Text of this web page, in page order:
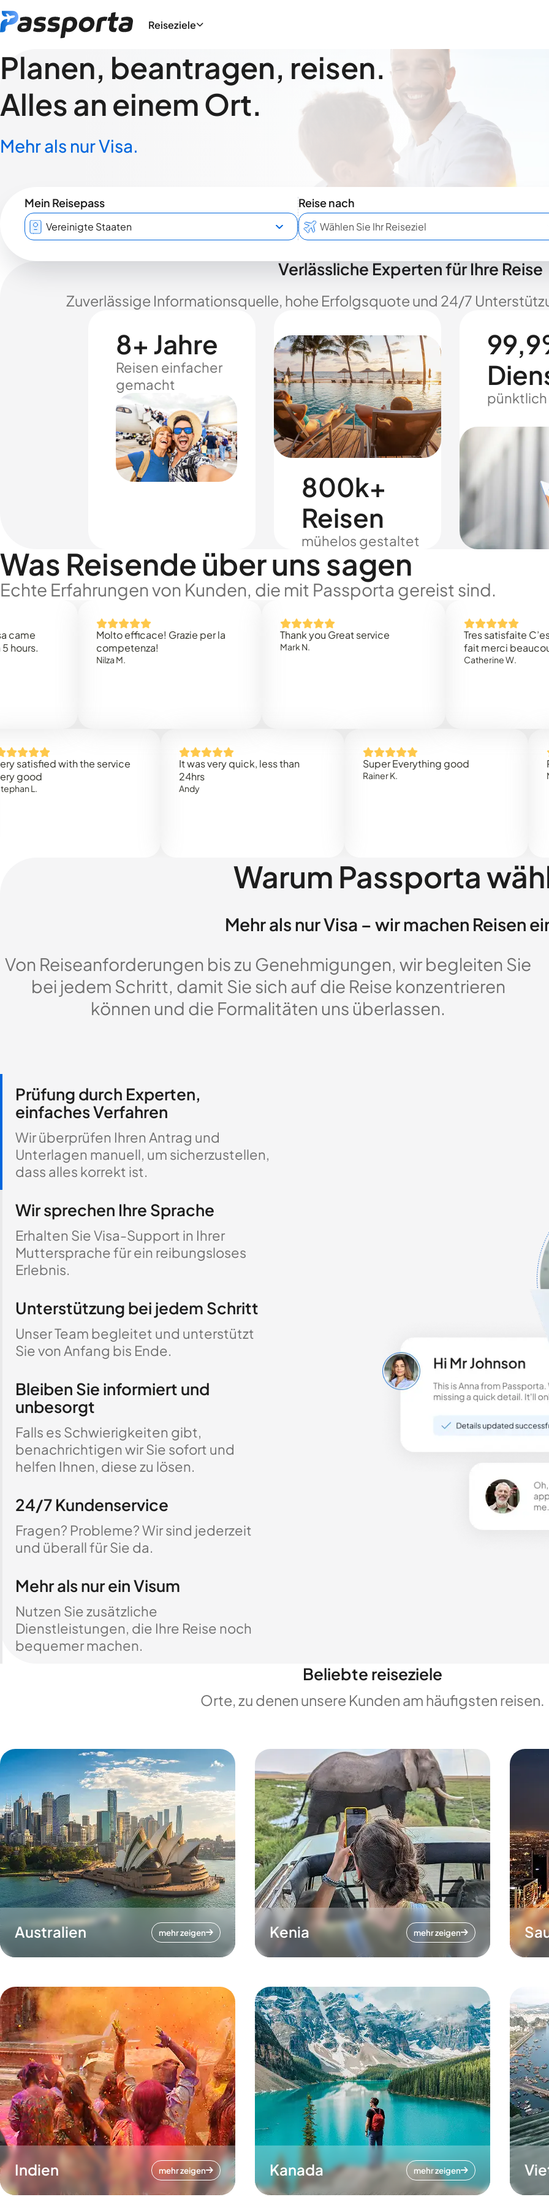
Reiseziele
Planen, beantragen, reisen.
Alles an einem Ort.
Mehr als nur Visa.
Mein Reisepass
Reise nach
Verlässliche Experten für Ihre Reise
Zuverlässige Informationsquelle, hohe Erfolgsquote und 24/7
8+ Jahre
Reisen einfacher
gemacht
800k+
Reisen
mühelos gestaltet
Was Reisende über uns sagen
Echte Erfahrungen von Kunden, die mit Passporta gereist sind.
Molto efficace! Grazie per la
competenza!
Thank you Great service
Tres satisfaite C’est
fait merci beaucoup
Catherine W.
with the service
It was very quick, less than
Super Everything good
Warum Passporta
Mehr als nur Visa – wir machen Reisen
Von Reiseanforderungen bis zu Genehmigungen, wir begleiten Sie
bei jedem Schritt, damit Sie sich auf die Reise konzentrieren
können und die Formalitäten uns überlassen.
Prüfung durch Experten,
einfaches Verfahren
Wir überprüfen Ihren Antrag und
Unterlagen manuell, um sicherzustellen,
dass alles korrekt ist.
Wir sprechen Ihre Sprache
Erhalten Sie Visa-Support in Ihrer
Muttersprache für ein reibungsloses
Erlebnis.
Unterstützung bei jedem Schritt
Unser Team begleitet und unterstützt
Sie von Anfang bis Ende.
Bleiben Sie informiert und
unbesorgt
Falls es Schwierigkeiten gibt,
benachrichtigen wir Sie sofort und
helfen Ihnen, diese zu lösen.
24/7 Kundenservice
Fragen? Probleme? Wir sind jederzeit
und überall für Sie da.
Mehr als nur ein Visum
Nutzen Sie zusätzliche
Dienstleistungen, die Ihre Reise noch
bequemer machen.
Beliebte reiseziele
Orte, zu denen unsere Kunden am häufigsten reisen.
Australien mehr zeigen Kenia mehr zeigen
Indien mehr zeigen Kanada mehr zeigen